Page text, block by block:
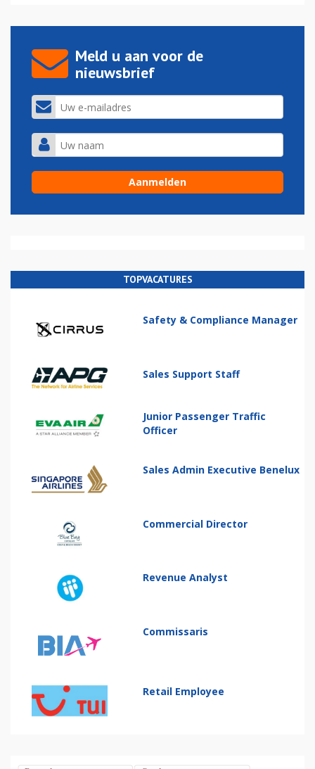
Meld u aan voor de
nieuwsbrief
TOPVACATURES
Safety & Compliance Manager
Sales Support Staff
Junior Passenger Traffic
Officer
Sales Admin Executive Benelux
Commercial Director
Revenue Analyst
Commissaris
Retail Employee